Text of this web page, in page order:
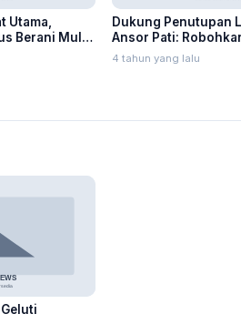
Utama,
Berani Mulai
Dukung Penutupan
Ansor Pati:
Lorok Indah!
4 tahun yang lalu